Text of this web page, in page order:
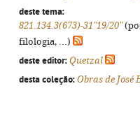
deste tema:
821.134.3(673)-31"19/20"
filologia, ...)
deste editor: Quetzal
desta coleção: Obras de José